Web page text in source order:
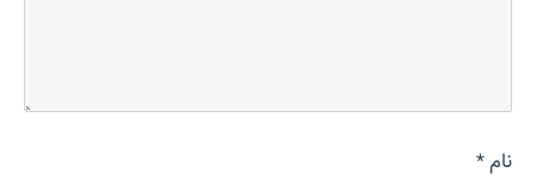
نام*